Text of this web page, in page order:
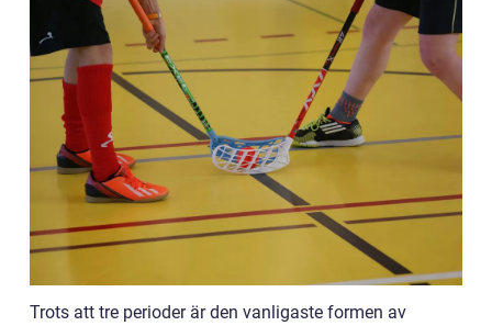
Trots att tre perioder är den vanligaste formen av